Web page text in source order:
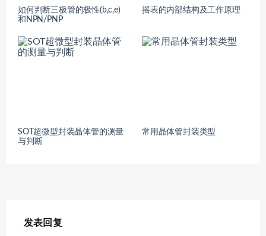
如何判断三极管的极性(b,c,e)
和NPN/PNP
摇表的内部结构及工作原理
SOT超微型封装晶体管的测量
与判断
常用晶体管封装类型
发表回复